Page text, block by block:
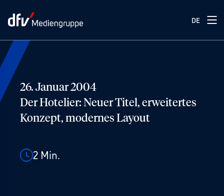
DE
26. Januar 2004
Der Hotelier: Neuer Titel, erweitertes
Konzept, modernes Layout
2 Min.